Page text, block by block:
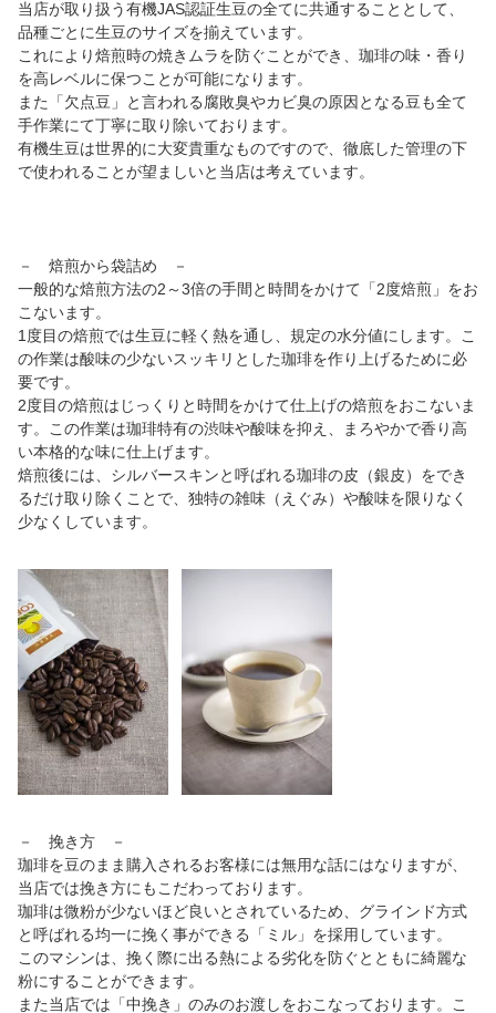
当店が取り扱う有機JAS認証生豆の全てに共通することとして、
品種ごとに生豆のサイズを揃えています。
これにより焙煎時の焼きムラを防ぐことができ、珈琲の味・香り
を高レベルに保つことが可能になります。
また「欠点豆」と言われる腐敗臭やカビ臭の原因となる豆も全て
手作業にて丁寧に取り除いております。
有機生豆は世界的に大変貴重なものですので、徹底した管理の下
で使われることが望ましいと当店は考えています。
－ 焙煎から袋詰め －
一般的な焙煎方法の2～3倍の手間と時間をかけて「2度焙煎」をお
こないます。
1度目の焙煎では生豆に軽く熱を通し、規定の水分値にします。こ
の作業は酸味の少ないスッキリとした珈琲を作り上げるために必
要です。
2度目の焙煎はじっくりと時間をかけて仕上げの焙煎をおこないま
す。この作業は珈琲特有の渋味や酸味を抑え、まろやかで香り高
い本格的な味に仕上げます。
焙煎後には、シルバースキンと呼ばれる珈琲の皮（銀皮）をでき
るだけ取り除くことで、独特の雑味（えぐみ）や酸味を限りなく
少なくしています。
－ 挽き方 －
珈琲を豆のまま購入されるお客様には無用な話にはなりますが、
当店では挽き方にもこだわっております。
珈琲は微粉が少ないほど良いとされているため、グラインド方式
と呼ばれる均一に挽く事ができる「ミル」を採用しています。
このマシンは、挽く際に出る熱による劣化を防ぐとともに綺麗な
粉にすることができます。
また当店では「中挽き」のみのお渡しをおこなっております。こ